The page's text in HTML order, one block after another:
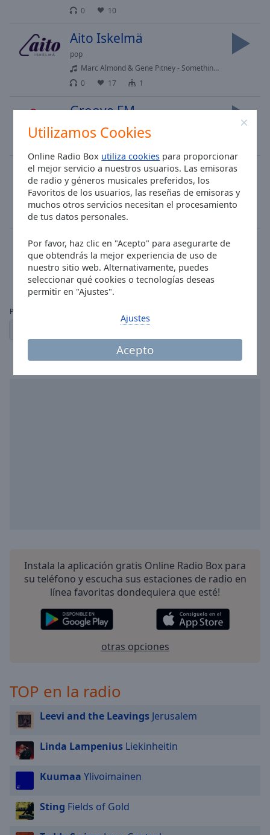
Utilizamos Cookies
Online Radio Box utiliza cookies para proporcionar
el mejor servicio a nuestros usuarios. Las emisoras
de radio y géneros musicales preferidos, los
Favoritos de los usuarios, las reseñas de emisoras y
muchos otros servicios necesitan el procesamiento
de tus datos personales.
Por favor, haz clic en "Acepto" para asegurarte de
que obtendrás la mejor experiencia de uso de
nuestro sitio web. Alternativamente, puedes
seleccionar qué cookies o tecnologías deseas
permitir en "Ajustes".
Acepto
Ajustes
0
10
Aito Iskelmä
pop
Marc Almond & Gene Pitney - Something's Gotten Hold Of My Heart
0
17 1
Groove FM
soul
RQL
rock
classic rock
rql best of rock
1
41
NRJ Suomihitit
pop top40
adult contemporary
0
58
Paginas:
Instala la aplicación gratis Online Radio Box para
su teléfono y escucha sus estaciones de radio en
línea favoritas dondequiera que esté!
otras opciones
TOP en la radio
Leevi and the Leavings Jerusalem
Linda Lampenius Liekinheitin
Kuumaa Ylivoimainen
Sting Fields of Gold